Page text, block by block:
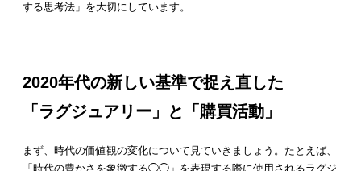
する思考法」を大切にしています。
2020年代の新しい基準で捉え直した
「ラグジュアリー」と「購買活動」
まず、時代の価値観の変化について見ていきましょう。たとえば、
「時代の豊かさを象徴する◯◯」を表現する際に使用されるラグジ